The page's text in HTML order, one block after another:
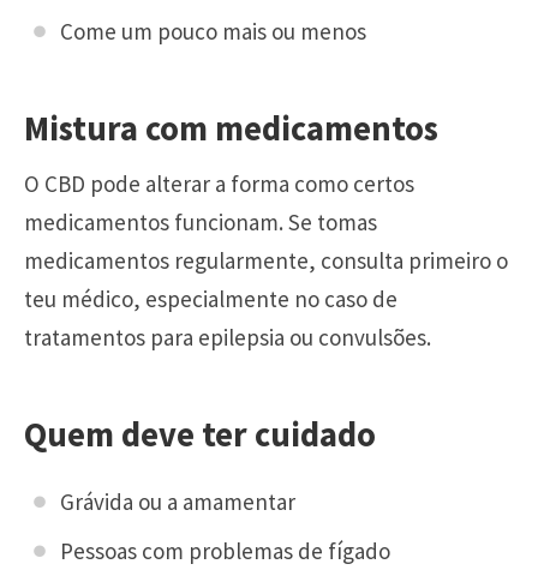
Come um pouco mais ou menos
Mistura com medicamentos
O CBD pode alterar a forma como certos
medicamentos funcionam. Se tomas
medicamentos regularmente, consulta primeiro o
teu médico, especialmente no caso de
tratamentos para epilepsia ou convulsões.
Quem deve ter cuidado
Grávida ou a amamentar
Pessoas com problemas de fígado